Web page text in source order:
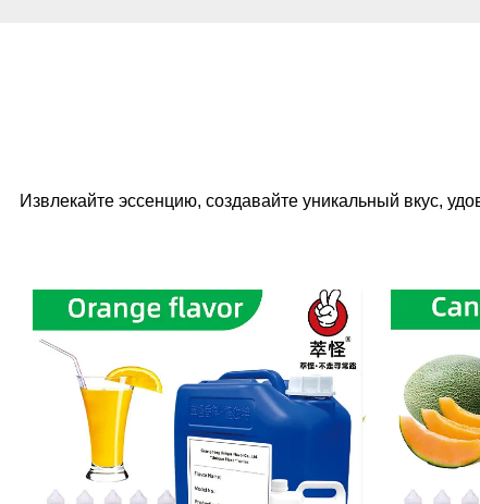
Извлекайте эссенцию, создавайте уникальный вкус,